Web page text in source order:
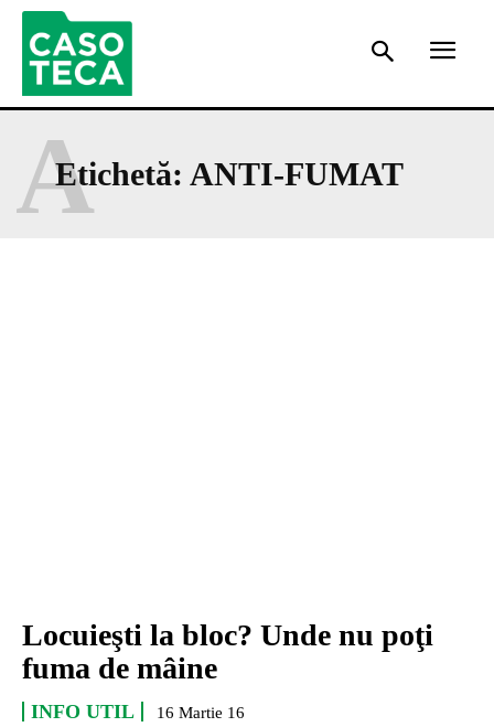
Etichetă: ANTI-FUMAT
A
Locuieşti la bloc? Unde nu poţi
fuma de mâine
INFO UTIL 16 Martie 16